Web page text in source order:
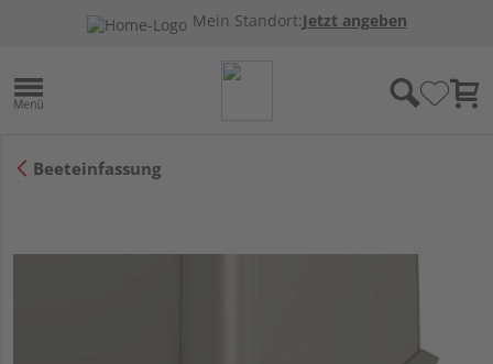
Mein Standort:Jetzt angeben
Beeteinfassung